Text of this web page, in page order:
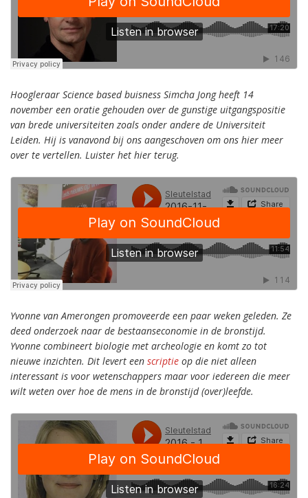
Hoogleraar Science based buisness Simcha Jong heeft 14
november een oratie gehouden over de gunstige uitgangspositie
van brede universiteiten zoals onder andere de Universiteit
Leiden. Hij is vanavond bij ons aangeschoven om ons hier meer
over te vertellen. Luister het hier terug.
Yvonne van Amerongen promoveerde een paar weken geleden. Ze
deed onderzoek naar de bestaanseconomie in de bronstijd.
Yvonne combineert biologie met archeologie en komt zo tot
nieuwe inzichten. Dit levert een scriptie op die niet alleen
interessant is voor wetenschappers maar voor iedereen die meer
wilt weten over hoe de mens in de bronstijd (over)leefde.